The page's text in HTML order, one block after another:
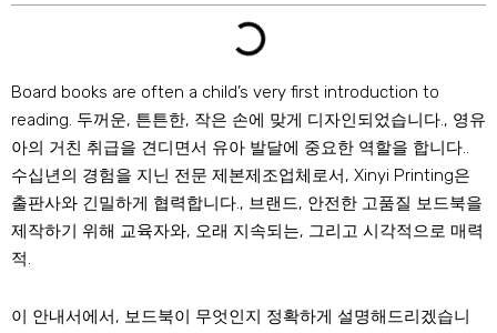
Board books are often a child’s very first introduction to
reading. 두꺼운, 튼튼한, 작은 손에 맞게 디자인되었습니다., 영유
아의 거친 취급을 견디면서 유아 발달에 중요한 역할을 합니다..
수십년의 경험을 지닌 전문 제본제조업체로서, Xinyi Printing은
출판사와 긴밀하게 협력합니다., 브랜드, 안전한 고품질 보드북을
제작하기 위해 교육자와, 오래 지속되는, 그리고 시각적으로 매력
적.
이 안내서에서, 보드북이 무엇인지 정확하게 설명해드리겠습니